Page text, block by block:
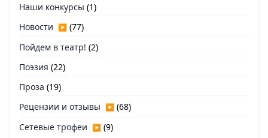
Наши конкурсы (1)
Новости ▶ (77)
Пойдем в театр! (2)
Поэзия (22)
Проза (19)
Рецензии и отзывы ▶ (68)
Сетевые трофеи ▶ (9)